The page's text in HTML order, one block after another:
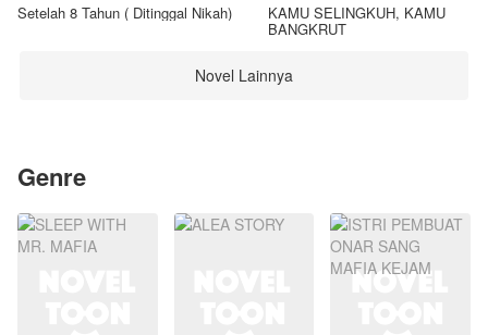
Setelah 8 Tahun ( Ditinggal Nikah) KAMU SELINGKUH, KAMU
BANGKRUT
Novel Lainnya
Genre